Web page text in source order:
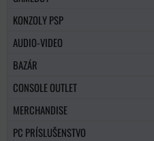
KONZOLY PSP
AUDIO-VIDEO
BAZÁR
CONSOLE OUTLET
MERCHANDISE
PC PRÍSLUŠENSTVO